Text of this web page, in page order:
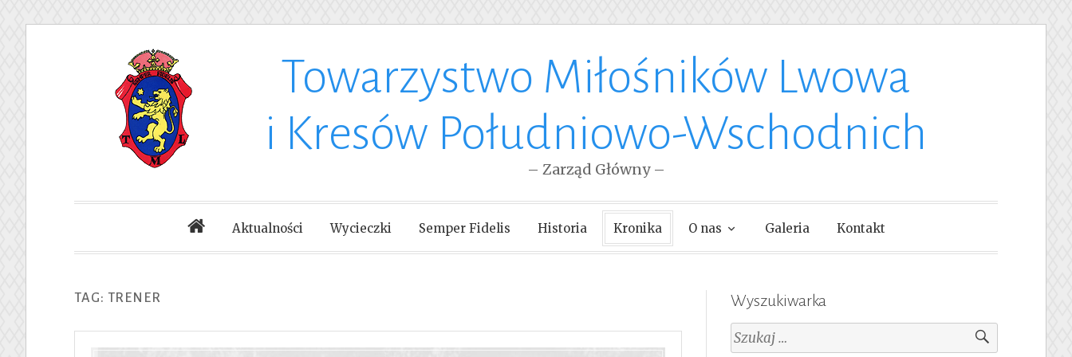
Towarzystwo Miłośników Lwowa
i Kresów Południowo-Wschodnich
– Zarząd Główny –
Aktualności Wycieczki Semper Fidelis Historia Kronika O nas Galeria Kontakt
TAG: TRENER Wyszukiwarka
Szukaj: